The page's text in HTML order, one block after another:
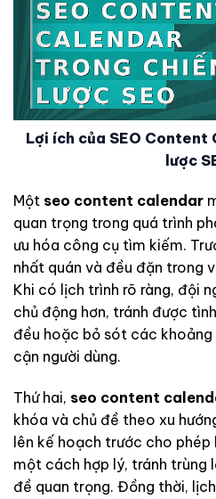
Lợi ích của SEO
lược
Một seo content calendar
quan trọng trong quá trình
ưu hóa công cụ tìm kiếm.
nhất quán và đều đặn trong
Khi có lịch trình rõ ràng, đội
chủ động hơn, tránh được
đều hoặc bỏ sót các
cận người dùng.
Thứ hai, seo content
khóa và chủ đề theo xu
lên kế hoạch trước cho
một cách hợp lý, tránh trùng
đề quan trọng. Đồng thời,